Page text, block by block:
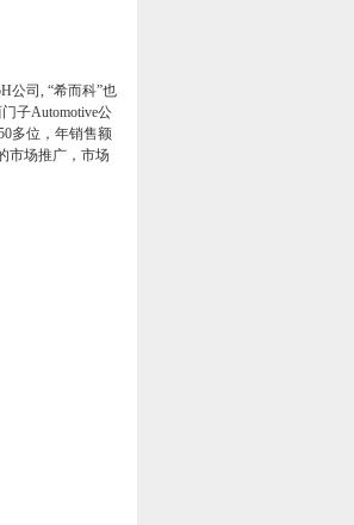
公司 , “希而科”也
子Automotive公
多位，年销售额
市场推广，市场